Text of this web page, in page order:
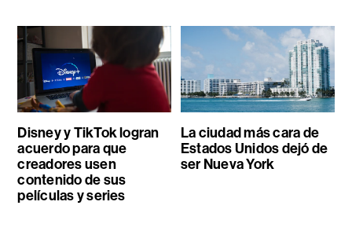
Disney y TikTok logran
acuerdo para que
creadores usen
contenido de sus
películas y series
La ciudad más cara de
Estados Unidos dejó de
ser Nueva York